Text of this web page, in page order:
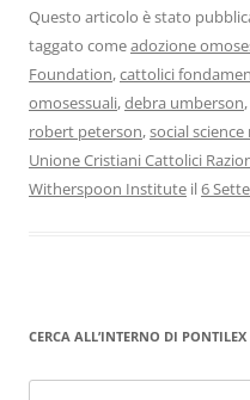
Questo articolo è stato
taggato comeadozione
Foundation,cattolici
omosessuali,debra umberson,
robert peterson,social science
Unione Cristiani Cattolici
Witherspoon Institute il6
CERCA ALL’INTERNO DI PONTILEX